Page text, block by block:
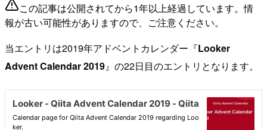
この記事は公開されてから1年以上経過しています。情
報が古い可能性がありますので、ご注意ください。
当エントリは2019年アドベントカレンダー『Looker
Advent Calendar 2019』の22日目のエントリとなります。